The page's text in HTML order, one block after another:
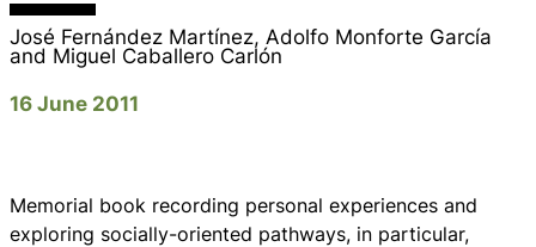
José Fernández Martínez, Adolfo Monforte García
and Miguel Caballero Carlón
16 June 2011
Memorial book recording personal experiences and
exploring socially-oriented pathways, in particular,